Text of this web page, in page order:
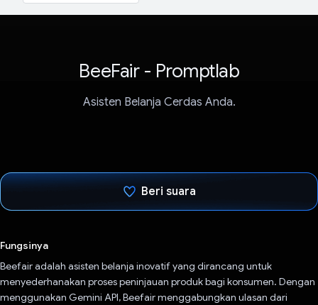
BeeFair - Promptlab
Asisten Belanja Cerdas Anda.
Beri suara
Fungsinya
Beefair adalah asisten belanja inovatif yang dirancang untuk
menyederhanakan proses peninjauan produk bagi konsumen. Dengan
menggunakan Gemini API, Beefair menggabungkan ulasan dari